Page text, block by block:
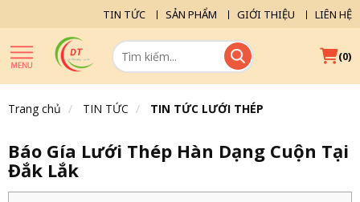
TIN TỨC SẢN PHẨM GIỚI THIỆU LIÊN HỆ
(0)
Trang chủ TIN TỨC TIN TỨC LƯỚI THÉP
Báo Gía Lưới Thép Hàn Dạng Cuộn Tại
Đắk Lắk